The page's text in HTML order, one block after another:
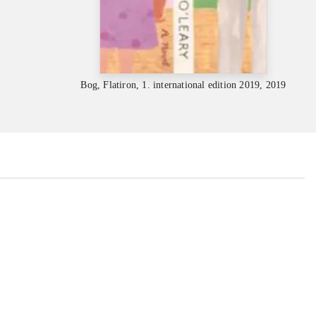
Bog, Flatiron, 1. international edition 2019, 2019